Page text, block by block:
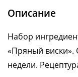
Описание
Набор
«Пряный виски».
недели.